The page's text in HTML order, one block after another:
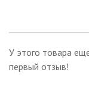
У этого товара
первый отзыв!